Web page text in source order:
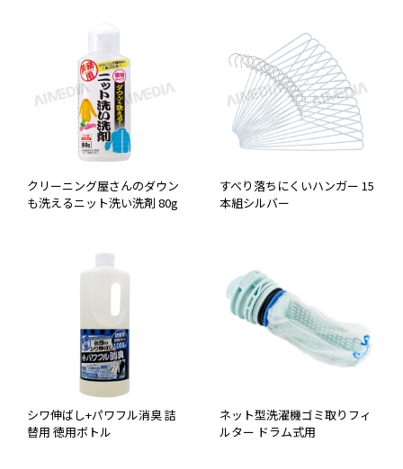
クリーニング屋さんのダウン
も洗えるニット洗い洗剤 80g
すべり落ちにくいハンガー 15
本組シルバー
シワ伸ばし+パワフル消臭 詰
替用 徳用ボトル
ネット型洗濯機ゴミ取りフィ
ルター ドラム式用